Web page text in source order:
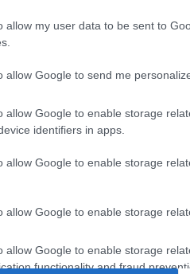
allow my user data to be sent to
allow Google to send me
allow Google to enable storage
identifiers in apps.
allow Google to enable storage
allow Google to enable storage
allow Google to enable storage
functionality and fraud